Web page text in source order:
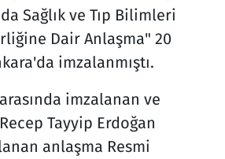
Sağlık ve Tıp Bilimleri
Dair Anlaşma" 20
imzalanmıştı.
imzalanan ve
Tayyip Erdoğan
anlaşma Resmi